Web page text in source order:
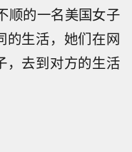
顺的一名美国女子
的生活，她们在网
，去到对方的生活